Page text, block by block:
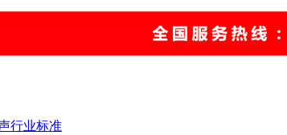
行业标准